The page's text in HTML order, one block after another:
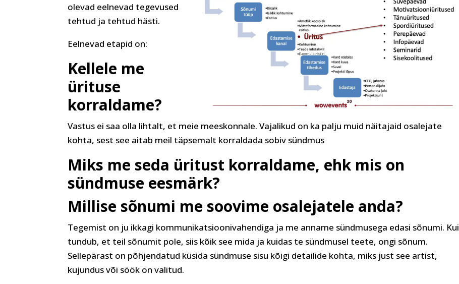
olevad eelnevad tegevused
tehtud ja tehtud hästi.
Eelnevad etapid on:
Kellele me
ürituse
korraldame?
Vastus ei saa olla lihtalt, et meie meeskonnale. Vajalikud on ka palju muid näitajaid osalejate
kohta, sest see aitab meil täpsemalt korraldada sobiv sündmus
Miks me seda üritust korraldame, ehk mis on
sündmuse eesmärk?
Millise sõnumi me soovime osalejatele anda?
Tegemist on ju ikkagi kommunikatsioonivahendiga ja me anname sündmusega edasi sõnumi. Kui
tundub, et teil sõnumit pole, siis kõik see mida ja kuidas te sündmusel teete, ongi sõnum.
Sellepärast on põhjendatud küsida sündmuse sisu kõigi detailide kohta, miks just see artist,
kujundus või söök on valitud.